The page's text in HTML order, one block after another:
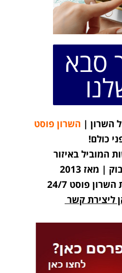
סבא
השרון | השרון פוסט
כולם!
המוביל באיזור
| מאז 2013
פוסט 24/7
ליצירת קשר